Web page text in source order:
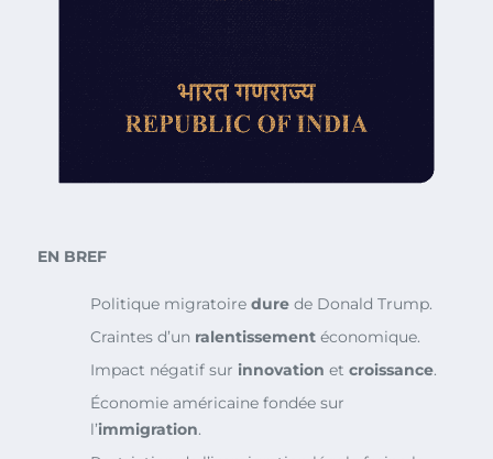
EN BREF
Politique migratoire dure de Donald Trump.
Craintes d’un ralentissement économique.
Impact négatif sur innovation et croissance.
Économie américaine fondée sur
l’immigration.